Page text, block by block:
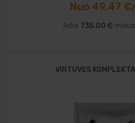
Nuo 49.47
Arba 735.00 €
VIRTUVĖS